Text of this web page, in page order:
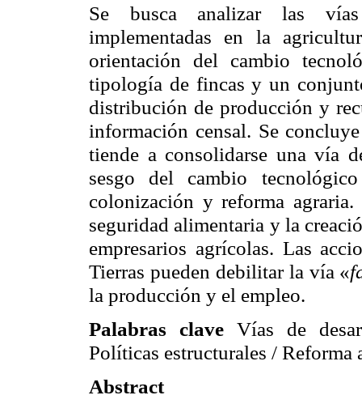
Se busca analizar las
implementadas en la
orientación del cambio
tipología de fincas y un
distribución de producción y
información censal. Se
tiende a consolidarse una vía
sesgo del cambio
colonización y reforma
seguridad alimentaria y la
empresarios agrícolas. Las
Tierras pueden debilitar la vía «
la producción y el empleo.
Palabras clave Vías de
Políticas estructurales / Reforma
Abstract